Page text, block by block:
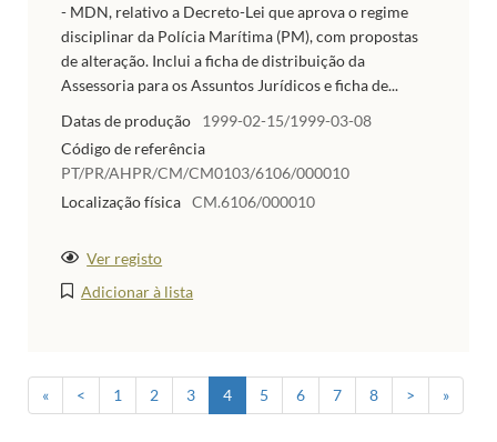
- MDN, relativo a Decreto-Lei que aprova o regime
disciplinar da Polícia Marítima (PM), com propostas
de alteração. Inclui a ficha de distribuição da
Assessoria para os Assuntos Jurídicos e ficha de...
Datas de produção
1999-02-15/1999-03-08
Código de referência
PT/PR/AHPR/CM/CM0103/6106/000010
Localização física CM.6106/000010
Ver registo
Adicionar à lista
« < 1 2 3 4 5 6 7 8 > »